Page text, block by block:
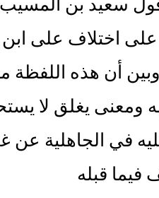
اختلاف على
أن هذه اللفظة
ومعنى يغلق لا
في الجاهلية عن
فيما قبله